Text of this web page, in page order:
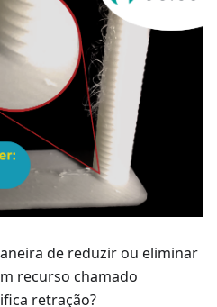
de reduzir ou eliminar
recurso chamado
retração?